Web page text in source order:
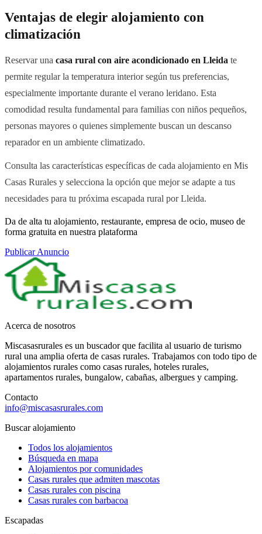
Ventajas de elegir alojamiento con
climatización
Reservar una casa rural con aire acondicionado en Lleida te
permite regular la temperatura interior según tus preferencias,
especialmente importante durante el verano leridano. Esta
comodidad resulta fundamental para familias con niños pequeños,
personas mayores o quienes simplemente buscan un descanso
reparador en un ambiente climatizado.
Consulta las características específicas de cada alojamiento en Mis
Casas Rurales y selecciona la opción que mejor se adapte a tus
necesidades para tu próxima escapada rural por Lleida.
Da de alta tu alojamiento, restaurante, empresa de ocio, museo de
forma gratuita en nuestra plataforma
Publicar Anuncio
Acerca de nosotros
Miscasasrurales es un buscador que facilita al usuario de turismo
rural una amplia oferta de casas rurales. Trabajamos con todo tipo de
alojamientos rurales como casas rurales, hoteles rurales,
apartamentos rurales, bungalow, cabañas, albergues y camping.
Contacto
info@miscasasrurales.com
Buscar alojamiento
Todos los alojamientos
Búsqueda en mapa
Alojamientos por comunidades
Casas rurales que admiten mascotas
Casas rurales con piscina
Casas rurales con barbacoa
Escapadas